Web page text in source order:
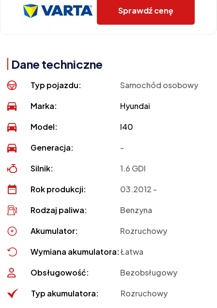
Sprawdź cenę
Dane techniczne
Typ pojazdu: Samochód osobowy
Marka: Hyundai
Model: I40
Generacja: -
Silnik: 1.6 GDI
Rok produkcji: 03.2012 -
Rodzaj paliwa: Benzyna
Akumulator: Rozruchowy
Wymiana akumulatora:Łatwa
Obsługowość: Bezobsługowy
Typ akumulatora: Rozruchowy